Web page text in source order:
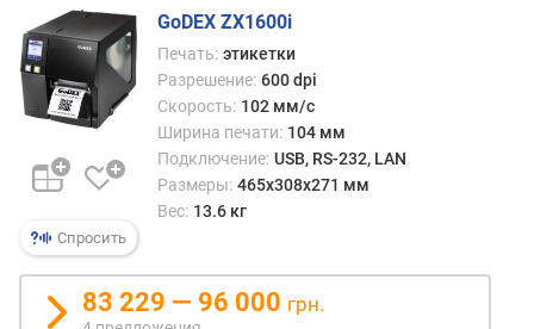
м
м
ш
р
и
а
б
м
Спросить
GoDEX ZX1600i
Печать: этикетки
Разрешение: 600 dpi
Скорость: 102 мм/с
Ширина печати: 104 мм
Подключение: USB, RS-232, LAN
Размеры: 465x308x271 мм
Вес: 13.6 кг
83 229 — 96 000 грн.